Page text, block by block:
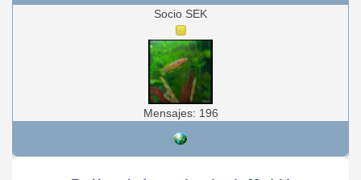
Socio SEK
Mensajes: 196